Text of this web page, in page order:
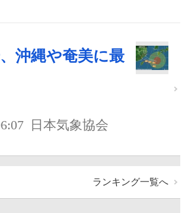
沖縄や奄美に最
日本気象協会
ランキング一覧へ